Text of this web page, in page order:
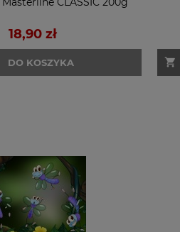
18,90 zł
DO KOSZYKA